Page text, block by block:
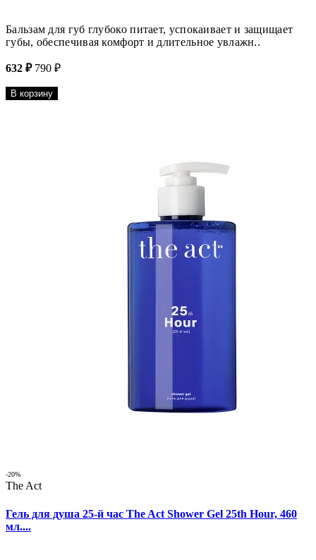
Бальзам для губ глубоко питает, успокаивает и защищает
губы, обеспечивая комфорт и длительное увлажн..
632 ₽ 790 ₽
В корзину
-20%
The Act
Гель для душа 25-й час The Act Shower Gel 25th Hour, 460
мл....